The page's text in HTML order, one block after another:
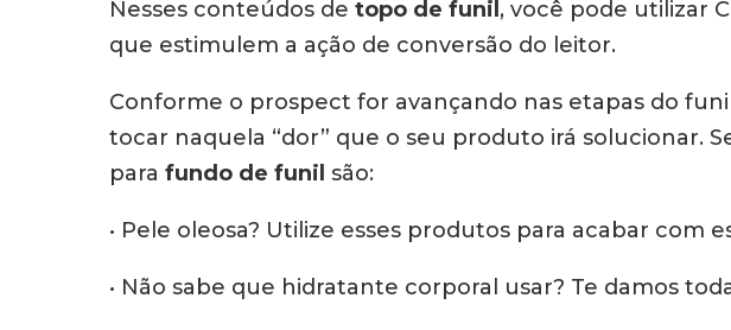
Nesses conteúdos de topo de funil , você pode utilizar
que estimulem a ação de conversão do leitor.
Conforme o prospect for avançando nas etapas do
tocar naquela “dor” que o seu produto irá solucionar.
para fundo de funil são:
• Pele oleosa? Utilize esses produtos para acabar com
• Não sabe que hidratante corporal usar? Te damos